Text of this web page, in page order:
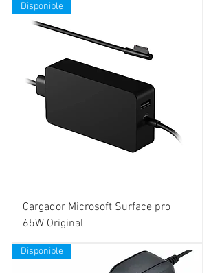
Disponible
Cargador Microsoft Surface pro
65W Original
Disponible